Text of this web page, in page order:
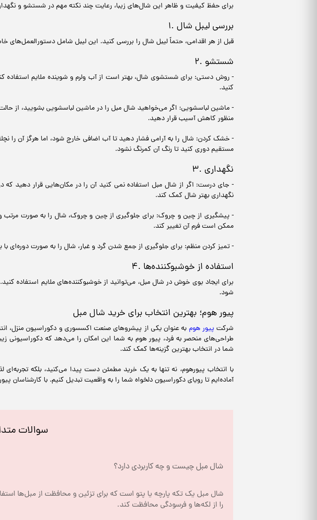
برای حفظ کیفیت و ظاهر این شال‌های زیبا، رعایت چند نکته مهم در شستشو و
۱. بررسی لیبل شال
قبل از هر اقدامی، حتماً لیبل شال را بررسی کنید. این لیبل شامل
۲. شستشو
- روش دستی: برای شستشوی شال، بهتر است از آب ولرم و شوینده ملایم استفاده
کنید.
- ماشین لباسشویی: اگر می‌خواهید شال مبل را در ماشین لباسشویی بشویید، از
منظور کاهش آسیب قرار دهید.
- خشک کردن: شال را به آرامی فشار دهید تا آب اضافی خارج شود، اما هرگز آن را
مستقیم دوری کنید تا رنگ آن کمرنگ نشود.
۳. نگهداری
- جای درست: اگر از شال مبل استفاده نمی کنید آن را در مکان‌هایی قرار دهید که
نگهداری بهتر شال کمک کند.
- پیشگیری از چین و چروک: برای جلوگیری از چین و چروک، شال را به صورت مرتب و
ممکن است فرم آن تغییر کند.
- تمیز کردن منظم: برای جلوگیری از جمع شدن گرد و غبار، شال را به صورت دوره‌ای
۴. استفاده از خوشبوکننده‌ها
برای ایجاد بوی خوش در شال مبل، می‌توانید از خوشبوکننده‌های ملایم استفاده
شود.
پیور هوم؛ بهترین انتخاب برای خرید شال مبل
شرکت پیور هوم به عنوان یکی از پیشروهای صنعت اکسسوری و دکوراسیون منزل،
طراحی‌های منحصر به فرد، پیور هوم به شما این امکان را می‌دهد که
شما در انتخاب بهترین گزینه‌ها کمک کند.
با انتخاب پیورهوم، نه تنها به یک خرید مطمئن دست پیدا می‌کنید، بلکه
آماده‌ایم تا رویای دکوراسیون دلخواه شما را به واقعیت تبدیل کنیم. با کارشناسان
سوالات
شال مبل چیست و چه کاربردی دارد؟
را از لکه‌ها و فرسودگی محافظت کند.